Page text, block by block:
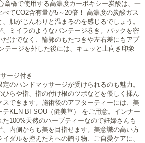
斎橋で使用する高濃度カーボキシー炭酸は、一
てCO2含有量が5～20倍！ 高濃度の炭酸ガス
肌がじんわりと温まるのを感じるでしょう。
、ミイラのようなバンテージ巻き。パックを密
だけでなく、輪郭のもたつきや左右差にもアプ
テージを外した後には、キュッと上向き印象
ージ付き
のハンドマッサージが受けられるのも魅力。
ひらや指、指の付け根のツボなどを優しく揉ん
スできます。施術後のアフターティーには、美
テKEN BI SOU（健美草） をご用意。インナー
た100%天然のハーブティーなので妊婦さんも
、内側からも美を目指せます。美意識の高い方
ダルを控えた方への贈り物、ご自愛ケアに、